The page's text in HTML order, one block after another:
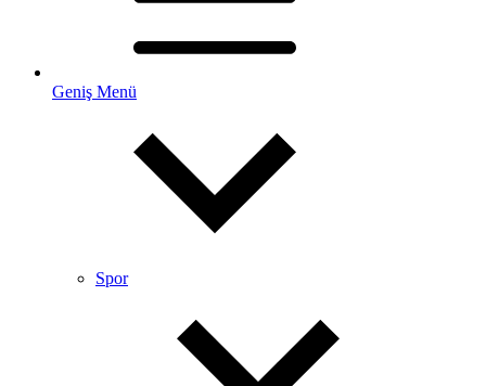
Geniş Menü
Spor